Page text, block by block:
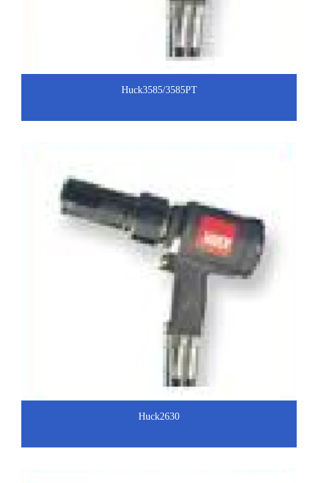
Huck3585/3585PT
Huck2630